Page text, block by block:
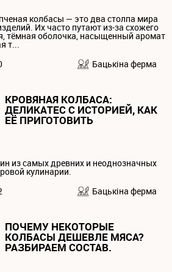
колбасы — это два столпа мира
Их часто путают из-за схожего
тёмная оболочка, насыщенный аромат
т...
Бацькiна ферма
КРОВЯНАЯ КОЛБАСА:
ДЕЛИКАТЕС С ИСТОРИЕЙ, КАК
ЕЁ ПРИГОТОВИТЬ
из самых древних и неоднозначных
кулинарии.
Бацькiна ферма
ПОЧЕМУ НЕКОТОРЫЕ
КОЛБАСЫ ДЕШЕВЛЕ МЯСА?
РАЗБИРАЕМ СОСТАВ.